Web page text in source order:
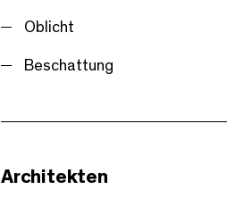
Oblicht
Beschattung
Architekten